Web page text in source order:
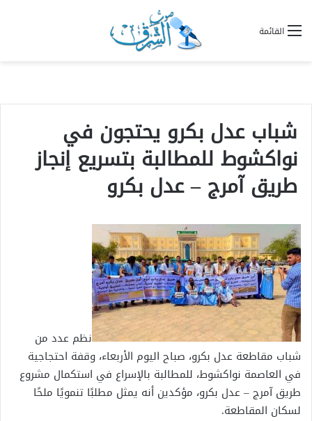
القائمة
شباب عدل بكرو يحتجون في
نواكشوط للمطالبة بتسريع إنجاز
طريق آمرج – عدل بكرو
نظم عدد من
شباب مقاطعة عدل بكرو، صباح اليوم الأربعاء، وقفة احتجاجية
في العاصمة نواكشوط، للمطالبة بالإسراع في استكمال مشروع
طريق آمرج – عدل بكرو، مؤكدين أنه يمثل مطلبًا تنمويًا ملحًا
لسكان المقاطعة.